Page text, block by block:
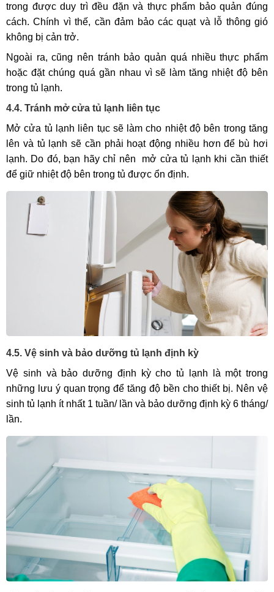
trong được duy trì đều đặn và thực phẩm bảo quản đúng
cách. Chính vì thế, cần đảm bảo các quạt và lỗ thông gió
không bị cản trở.
Ngoài ra, cũng nên tránh bảo quản quá nhiều thực phẩm
hoặc đặt chúng quá gần nhau vì sẽ làm tăng nhiệt độ bên
trong tủ lạnh.
4.4. Tránh mở cửa tủ lạnh liên tục
Mở cửa tủ lạnh liên tục sẽ làm cho nhiệt độ bên trong tăng
lên và tủ lạnh sẽ cần phải hoạt động nhiều hơn để bù hơi
lạnh. Do đó, bạn hãy chỉ nên mở cửa tủ lạnh khi cần thiết
để giữ nhiệt độ bên trong tủ được ổn định.
4.5. Vệ sinh và bảo dưỡng tủ lạnh định kỳ
Vệ sinh và bảo dưỡng định kỳ cho tủ lạnh là một trong
những lưu ý quan trọng để tăng độ bền cho thiết bị. Nên vệ
sinh tủ lạnh ít nhất 1 tuần/ lần và bảo dưỡng định kỳ 6 tháng/
lần.